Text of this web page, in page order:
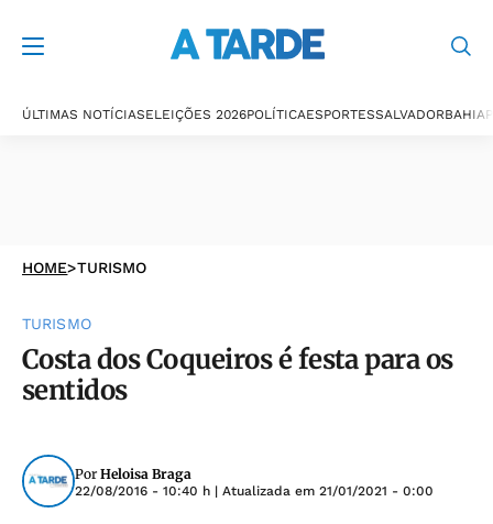
ÚLTIMAS NOTÍCIASELEIÇÕES 2026POLÍTICAESPORTESSALVADORBAHIA
HOME>TURISMO
TURISMO
Costa dos Coqueiros é festa para os
sentidos
Por Heloisa Braga
22/08/2016 - 10:40 h | Atualizada em 21/01/2021 - 0:00